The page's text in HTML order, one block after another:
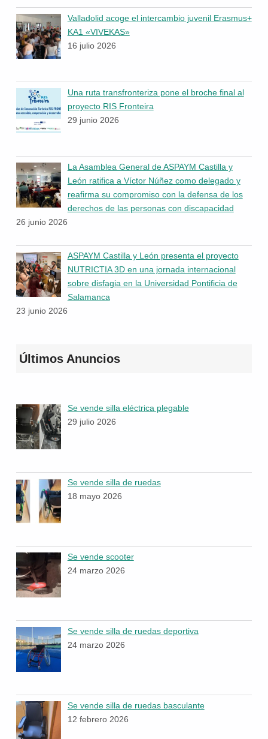
Valladolid acoge el intercambio juvenil Erasmus+
KA1 «VIVEKAS»
16 julio 2026
Una ruta transfronteriza pone el broche final al
proyecto RIS Fronteira
29 junio 2026
La Asamblea General de ASPAYM Castilla y
León ratifica a Víctor Núñez como delegado y
reafirma su compromiso con la defensa de los
derechos de las personas con discapacidad
26 junio 2026
ASPAYM Castilla y León presenta el proyecto
NUTRICTIA 3D en una jornada internacional
sobre disfagia en la Universidad Pontificia de
Salamanca
23 junio 2026
Últimos Anuncios
Se vende silla eléctrica plegable
29 julio 2026
Se vende silla de ruedas
18 mayo 2026
Se vende scooter
24 marzo 2026
Se vende silla de ruedas deportiva
24 marzo 2026
Se vende silla de ruedas basculante
12 febrero 2026